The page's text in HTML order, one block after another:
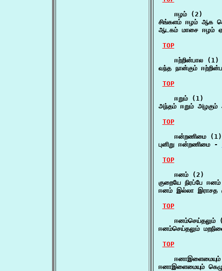
    ஈழம் (2)
சிங்களம் ஈழம் ஆக
ஆடகம் மாசை ஈழம்
TOP
    ஈற்றின்பால (1)
வந்த நான்கும்
TOP
    ஈறும் (1)
அந்தம் ஈறும்
TOP
    ஈன்றணிமை (1)
புனிறு ஈன்றணிமை -
TOP
    ஈனம் (2)
குறையே நிரப்பே
ஈனம் இல்லா
TOP
ஈனம்செய்தலும்
ஈனம்செய்தலும்
TOP
ஈனாஇளைமையும்
ஈனாஇளைமையும்